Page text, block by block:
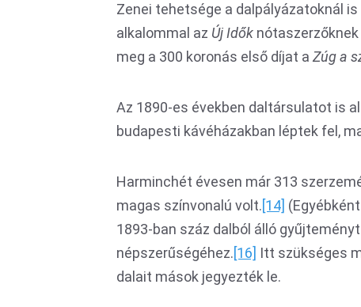
Zenei tehetsége a dalpályázatoknál
alkalommal az Új Idők
meg a 300 koronás első díjat a Zúg a
Az 1890-es években daltársulatot is
budapesti kávéházakban léptek fel,
Harminchét évesen már 313
magas színvonalú volt.[14]
1893-ban száz dalból álló
népszerűségéhez.[16] Itt szükséges
dalait mások jegyezték le.